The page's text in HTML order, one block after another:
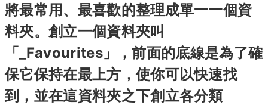
將最常用、最喜歡的整理成單一一個資
料夾。創立一個資料夾叫
「_Favourites」，前面的底線是為了確
保它保持在最上方，使你可以快速找
到，並在這資料夾之下創立各分類